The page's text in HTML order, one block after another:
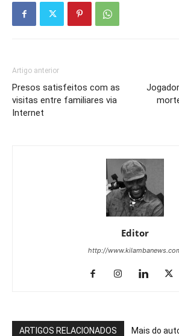
Artigo anterior
Presos satisfeitos com as
visitas entre familiares via
Internet
Editor
http://
ARTIGOS RELACIONADOS Mais do